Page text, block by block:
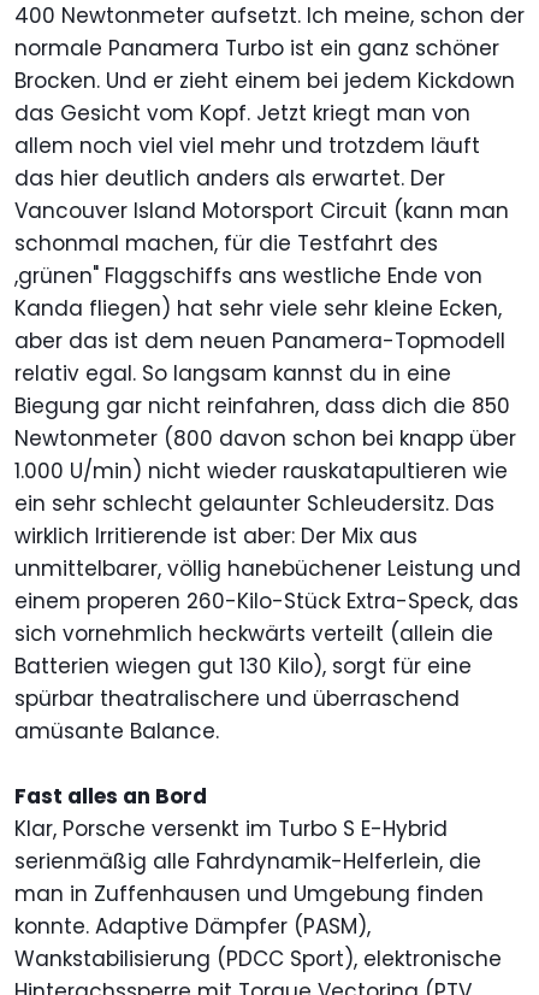
400 Newtonmeter aufsetzt. Ich meine, schon der
normale Panamera Turbo ist ein ganz schöner
Brocken. Und er zieht einem bei jedem Kickdown
das Gesicht vom Kopf. Jetzt kriegt man von
allem noch viel viel mehr und trotzdem läuft
das hier deutlich anders als erwartet. Der
Vancouver Island Motorsport Circuit (kann man
schonmal machen, für die Testfahrt des
,grünen" Flaggschiffs ans westliche Ende von
Kanda fliegen) hat sehr viele sehr kleine Ecken,
aber das ist dem neuen Panamera-Topmodell
relativ egal. So langsam kannst du in eine
Biegung gar nicht reinfahren, dass dich die 850
Newtonmeter (800 davon schon bei knapp über
1.000 U/min) nicht wieder rauskatapultieren wie
ein sehr schlecht gelaunter Schleudersitz. Das
wirklich Irritierende ist aber: Der Mix aus
unmittelbarer, völlig hanebüchener Leistung und
einem properen 260-Kilo-Stück Extra-Speck, das
sich vornehmlich heckwärts verteilt (allein die
Batterien wiegen gut 130 Kilo), sorgt für eine
spürbar theatralischere und überraschend
amüsante Balance.
Fast alles an Bord
Klar, Porsche versenkt im Turbo S E-Hybrid
serienmäßig alle Fahrdynamik-Helferlein, die
man in Zuffenhausen und Umgebung finden
konnte. Adaptive Dämpfer (PASM),
Wankstabilisierung (PDCC Sport), elektronische